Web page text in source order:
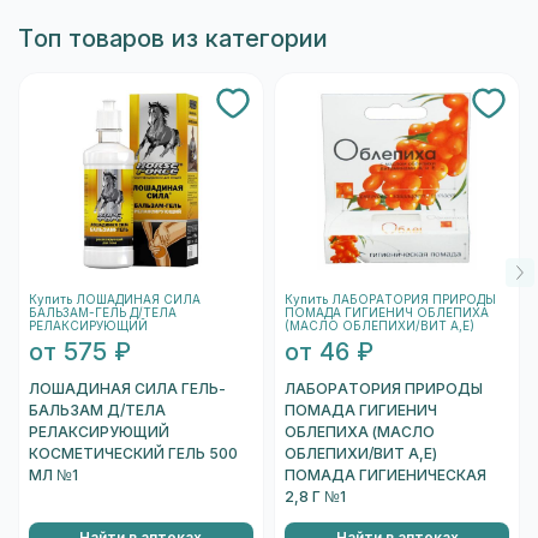
фруктово - игривое послевкусие твоим поцелуям,
Сравните варианты в блоке «Формы выпуска»,
выберите подходящий.
Топ товаров из категории
Купить ЛОШАДИНАЯ СИЛА
БАЛЬЗАМ-ГЕЛЬ Д/ТЕЛА
РЕЛАКСИРУЮЩИЙ
от 575 ₽
ЛОШАДИНАЯ СИЛА ГЕЛЬ-
БАЛЬЗАМ Д/ТЕЛА
РЕЛАКСИРУЮЩИЙ
КОСМЕТИЧЕСКИЙ ГЕЛЬ 500
МЛ №1
Купить ЛАБОРАТОРИЯ ПРИРОДЫ
ПОМАДА ГИГИЕНИЧ ОБЛЕПИХА
(МАСЛО ОБЛЕПИХИ/ВИТ А,Е)
от 46 ₽
ЛАБОРАТОРИЯ ПРИРОДЫ
ПОМАДА ГИГИЕНИЧ
ОБЛЕПИХА (МАСЛО
ОБЛЕПИХИ/ВИТ А,Е)
ПОМАДА ГИГИЕНИЧЕСКАЯ
2,8 Г №1